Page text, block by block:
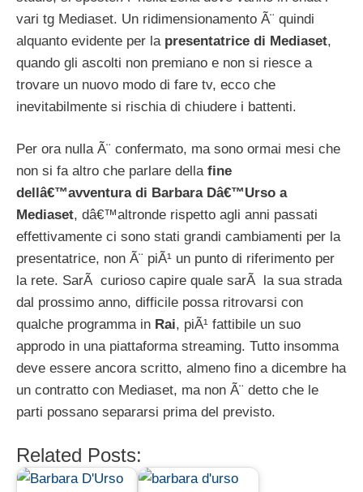
vari tg Mediaset. Un ridimensionamento Ã¨ quindi
alquanto evidente per la presentatrice di Mediaset,
quando gli ascolti non premiano e non si riesce a
trovare un nuovo modo di fare tv, ecco che
inevitabilmente si rischia di chiudere i battenti.
Per ora nulla Ã¨ confermato, ma sono ormai mesi che
non si fa altro che parlare della fine
dellâ€™avventura di Barbara Dâ€™Urso a
Mediaset, dâ€™altronde rispetto agli anni passati
effettivamente ci sono stati grandi cambiamenti per la
presentatrice, non Ã¨ piÃ¹ un punto di riferimento per
la rete. SarÃ curioso capire quale sarÃ la sua strada
dal prossimo anno, difficile possa ritrovarsi con
qualche programma in Rai, piÃ¹ fattibile un suo
approdo in una piattaforma streaming. Tutto insomma
deve essere ancora scritto, almeno fino a dicembre ha
un contratto con Mediaset, ma non Ã¨ detto che le
parti possano separarsi prima del previsto.
Related Posts: